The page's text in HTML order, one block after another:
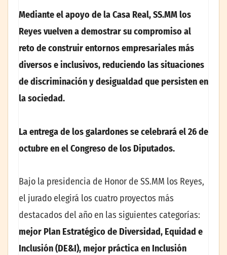
Mediante el apoyo de la Casa Real, SS.MM los
Reyes vuelven a demostrar su compromiso al
reto de construir entornos empresariales más
diversos e inclusivos, reduciendo las situaciones
de discriminación y desigualdad que persisten en
la sociedad.
La entrega de los galardones se celebrará el 26 de
octubre en el Congreso de los Diputados.
Bajo la presidencia de Honor de SS.MM los Reyes,
el jurado elegirá los cuatro proyectos más
destacados del año en las siguientes categorías:
mejor Plan Estratégico de Diversidad, Equidad e
Inclusión (DE&I), mejor práctica en Inclusión